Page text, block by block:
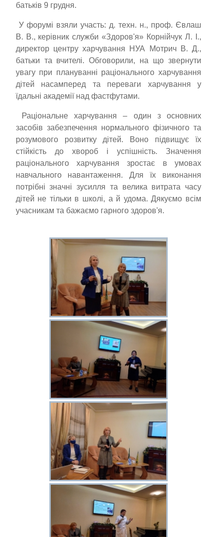
батьків 9 грудня.
У форумі взяли участь: д. техн. н., проф. Євлаш
В. В., керівник служби «Здоров'я» Корнійчук Л. І.,
директор центру харчування НУА Мотрич В. Д.,
батьки та вчителі. Обговорили, на що звернути
увагу при плануванні раціонального харчування
дітей насамперед та переваги харчування у
їдальні академії над фастфутами.
Раціональне харчування – один з основних
засобів забезпечення нормального фізичного та
розумового розвитку дітей. Воно підвищує їх
стійкість до хвороб і успішність. Значення
раціонального харчування зростає в умовах
навчального навантаження. Для їх виконання
потрібні значні зусилля та велика витрата часу
дітей не тільки в школі, а й удома. Дякуємо всім
учасникам та бажаємо гарного здоров'я.